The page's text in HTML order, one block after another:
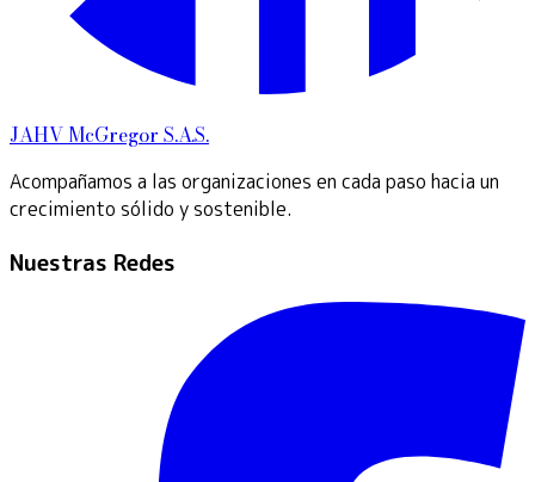
JAHV McGregor S.A.S.
Acompañamos a las organizaciones en cada paso hacia un
crecimiento sólido y sostenible.
Nuestras Redes